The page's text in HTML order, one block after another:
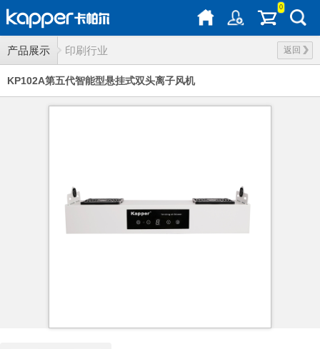
0
产品展示 返回
印刷行业
KP102A第五代智能型悬挂式双头离子风机